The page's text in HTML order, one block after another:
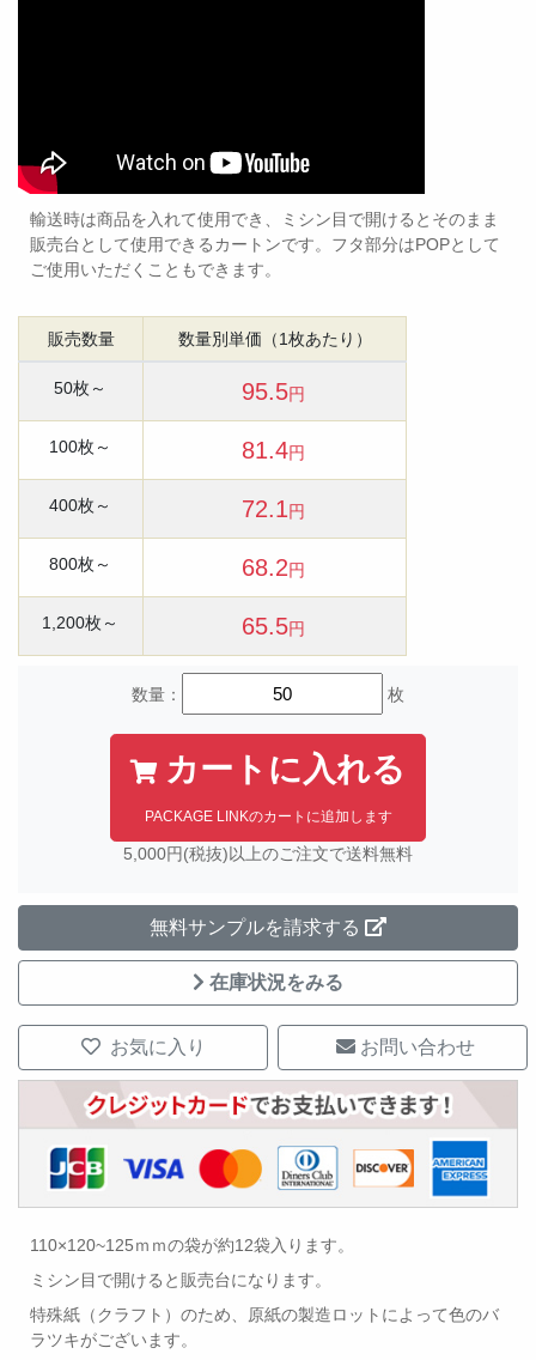
輸送時は商品を入れて使用でき、ミシン目で開けるとそのまま
販売台として使用できるカートンです。フタ部分はPOPとして
ご使用いただくこともできます。
販売数量 数量別単価（1枚あたり）
50枚～ 95.5円
100枚～ 81.4円
400枚～ 72.1円
800枚～ 68.2円
1,200枚～ 65.5円
数量： 枚
カートに入れる
PACKAGE LINKのカートに追加します
5,000円(税抜)以上のご注文で送料無料
無料サンプルを請求する
在庫状況をみる
お気に入り お問い合わせ
110×120~125ｍｍの袋が約12袋入ります。
ミシン目で開けると販売台になります。
特殊紙（クラフト）のため、原紙の製造ロットによって色のバ
ラツキがございます。